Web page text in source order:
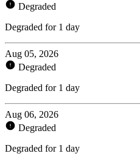
Degraded
Degraded for 1 day
Aug 05, 2026
Degraded
Degraded for 1 day
Aug 06, 2026
Degraded
Degraded for 1 day